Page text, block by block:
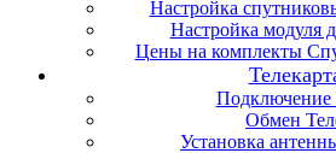
Настройка
Настройка модуля
Цены на комплекты
Подключение
Обмен
Установка